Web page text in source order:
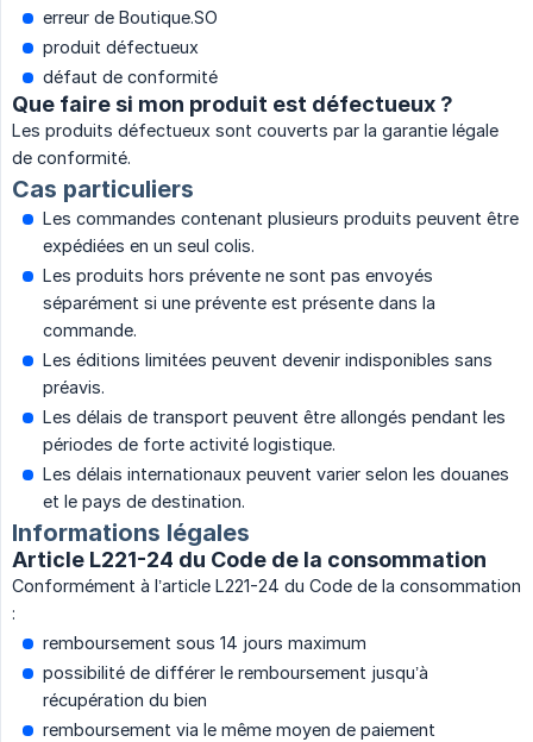
erreur de Boutique.SO
produit défectueux
défaut de conformité
Que faire si mon produit est défectueux ?
Les produits défectueux sont couverts par la garantie légale
de conformité.
Cas particuliers
Les commandes contenant plusieurs produits peuvent être
expédiées en un seul colis.
Les produits hors prévente ne sont pas envoyés
séparément si une prévente est présente dans la
commande.
Les éditions limitées peuvent devenir indisponibles sans
préavis.
Les délais de transport peuvent être allongés pendant les
périodes de forte activité logistique.
Les délais internationaux peuvent varier selon les douanes
et le pays de destination.
Informations légales
Article L221-24 du Code de la consommation
Conformément à l’article L221-24 du Code de la consommation
:
remboursement sous 14 jours maximum
possibilité de différer le remboursement jusqu’à
récupération du bien
remboursement via le même moyen de paiement